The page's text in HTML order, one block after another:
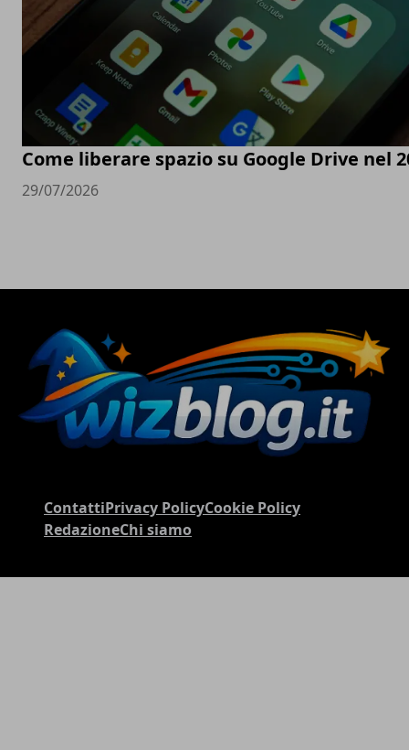
Come liberare spazio su Google Drive nel
29/07/2026
ContattiPrivacy PolicyCookie Policy
RedazioneChi siamo